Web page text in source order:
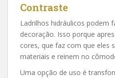
Contraste
Ladrilhos hidráulicos podem
decoração. Isso porque
cores, que faz com que eles
materiais e reinem no
Uma opção de uso é